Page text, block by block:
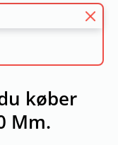
køber
Mm.